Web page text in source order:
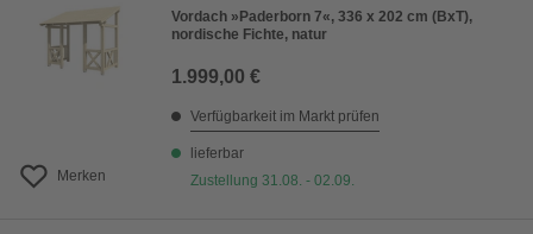
Merken
Vordach »Paderborn 7«, 336 x 202 cm (BxT),
nordische Fichte, natur
1.999,00 €
Verfügbarkeit im Markt prüfen
lieferbar
Zustellung 31.08. - 02.09.